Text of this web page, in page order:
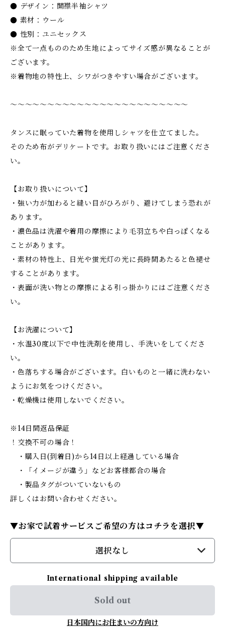
● デザイン：開襟半袖シャツ
● 素材：ウール
● 性別：ユニセックス
※全て一点もののため生地によってサイズ感が異なることが
ございます。
※着物地の特性上、シワがつきやすい場合がございます。
〜〜〜〜〜〜〜〜〜〜〜〜〜〜〜〜〜〜〜〜〜〜〜〜
タンスに眠っていた着物を使用しシャツを仕立てました。
そのため布がデリケートです。お取り扱いにはご注意くださ
い。
【お取り扱いについて】
・強い力が加わると縫い目がひろがり、避けてしまう恐れが
あります。
・濃色品は洗濯や着用の摩擦により毛羽立ちや白っぽくなる
ことがあります。
・素材の特性上、日光や蛍光灯の光に長時間あたると色褪せ
することがあります。
・表面が洗い物との摩擦による引っ掛かりにはご注意くださ
い。
【お洗濯について】
・水温30度以下で中性洗剤を使用し、手洗いをしてくださ
い。
・色落ちする場合がございます。白いものと一緒に洗わない
ようにお気をつけください。
・乾燥機は使用しないでください。
※14日間返品保証
！交換不可の場合！
・購入日(到着日)から14日以上経過している場合
・「イメージが違う」などお客様都合の場合
・製品タグがついていないもの
詳しくはお問い合わせください。
▼お家で試着サービスご希望の方はコチラを選択▼
選択なし
International shipping available
Sold out
日本国内にお住まいの方向け